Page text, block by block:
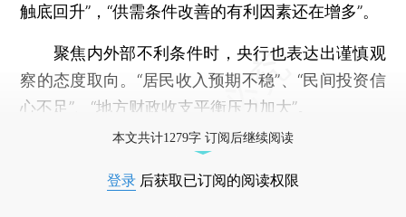
触底回升”，“供需条件改善的有利因素还在增多”。
聚焦内外部不利条件时，央行也表达出谨慎观
察的态度取向。“居民收入预期不稳”、“民间投资信
心不足”、“地方财政收支平衡压力加大”。
本文共计1279字 订阅后继续阅读
登录 后获取已订阅的阅读权限